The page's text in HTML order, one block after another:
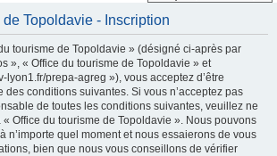
Topoldavie - Inscription
tourisme de Topoldavie » (désigné ci-après par
», « Office du tourisme de Topoldavie » et
lyon1.fr/prepa-agreg »), vous acceptez d’être
des conditions suivantes. Si vous n’acceptez pas
de toutes les conditions suivantes, veuillez ne
Office du tourisme de Topoldavie ». Nous pouvons
n’importe quel moment et nous essaierons de vous
bien que nous vous conseillons de vérifier